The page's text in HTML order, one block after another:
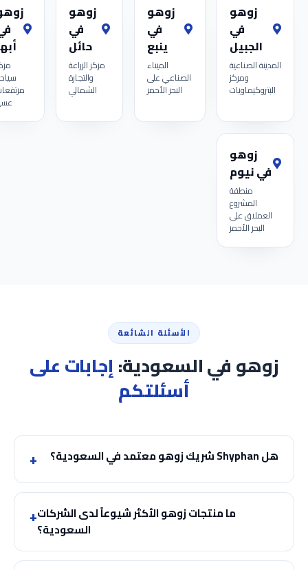
زوهو
في
الجبيل
المدينة الصناعية
ومركز
البتروكيماويات
زوهو
في
ينبع
الميناء
الصناعي على
البحر الأحمر
زوهو
في
حائل
مركز الزراعة
والتجارة
الشمالي
زوهو
في نيوم
منطقة
المشروع
العملاق على
البحر الأحمر
الأسئلة الشائعة
زوهو في السعودية:إجابات على
أسئلتكم
هل Shyphan شريك زوهو معتمد في السعودية؟
ما منتجات زوهو الأكثر شيوعاً لدى الشركات
السعودية؟